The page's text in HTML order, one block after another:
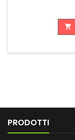

PRODOTTI